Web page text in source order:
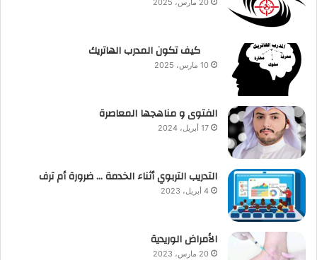
20 مارس، 2025
كيف تكون المدرب الهاتريك
10 مارس، 2025
الفتوى و مناهجها المعاصرة
17 أبريل، 2024
التدريب التربوي أثناء الخدمة … ضرورة أم ترف
4 أبريل، 2023
الأمراض الوريدية
20 مارس، 2023